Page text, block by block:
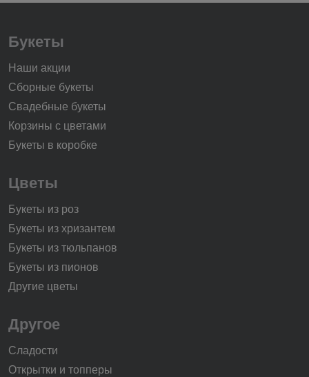
Букеты
Наши акции
Сборные букеты
Свадебные букеты
Корзины с цветами
Букеты в коробке
Цветы
Букеты из роз
Букеты из хризантем
Букеты из тюльпанов
Букеты из пионов
Другие цветы
Другое
Сладости
Открытки и топперы